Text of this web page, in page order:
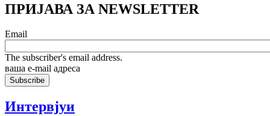
ПРИЈАВА ЗА NEWSLETTER
Email
The subscriber's email address.
ваша е-mail адреса
Интервјуи